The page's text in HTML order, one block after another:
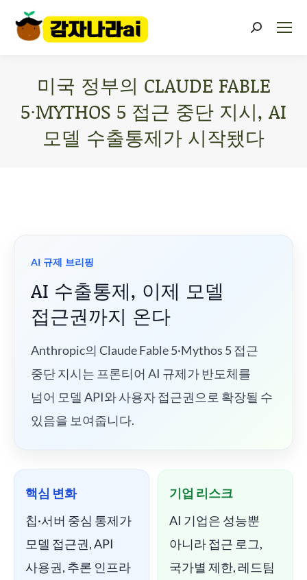
미국 정부의 CLAUDE FABLE
5·MYTHOS 5 접근 중단 지시, AI
모델 수출통제가 시작됐다
AI 규제 브리핑
AI 수출통제, 이제 모델
접근권까지 온다
Anthropic의 Claude Fable 5·Mythos 5 접근
중단 지시는 프론티어 AI 규제가 반도체를
넘어 모델 API와 사용자 접근권으로 확장될 수
있음을 보여줍니다.
핵심 변화
칩·서버 중심 통제가
모델 접근권, API
사용권, 추론 인프라
기업 리스크
AI 기업은 성능뿐
아니라 접근 로그,
국가별 제한, 레드팀